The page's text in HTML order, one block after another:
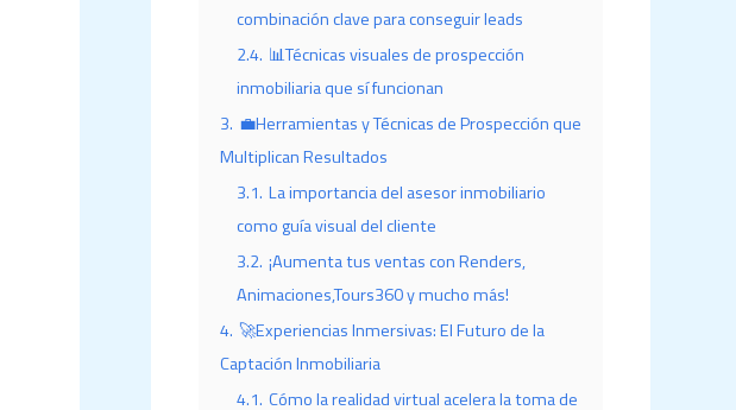
combinación clave para conseguir leads
2.4. 📊Técnicas visuales de prospección
inmobiliaria que sí funcionan
3. 💼Herramientas y Técnicas de Prospección que
Multiplican Resultados
3.1. La importancia del asesor inmobiliario
como guía visual del cliente
3.2. ¡Aumenta tus ventas con Renders,
Animaciones,Tours360 y mucho más!
4. 🚀Experiencias Inmersivas: El Futuro de la
Captación Inmobiliaria
4.1. Cómo la realidad virtual acelera la toma de